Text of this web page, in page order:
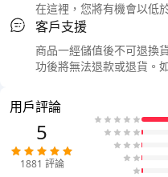
在這裡，您將有機會以低
客戶支援
商品一經儲值後不可退換
功後將無法退款或退貨。
用戶評論
5
1881 評論